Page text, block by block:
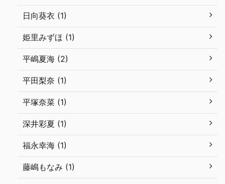
日向葵衣 (1)
姫里みずほ (1)
平嶋夏海 (2)
平田梨奈 (1)
平塚奈菜 (1)
深井彩夏 (1)
福永幸海 (1)
藤嶋もなみ (1)